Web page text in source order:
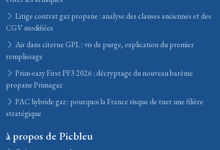
Litige contrat gaz propane : analyse des clauses anciennes et des
CGV modifiées
Air dans citerne GPL : vis de purge, explication du premier
remplissage
Prim-eazy First PF3 2026 : décryptage du nouveau barème
propane Primagaz
PAC hybride gaz : pourquoi la France risque de tuer une filière
stratégique
à propos de Picbleu